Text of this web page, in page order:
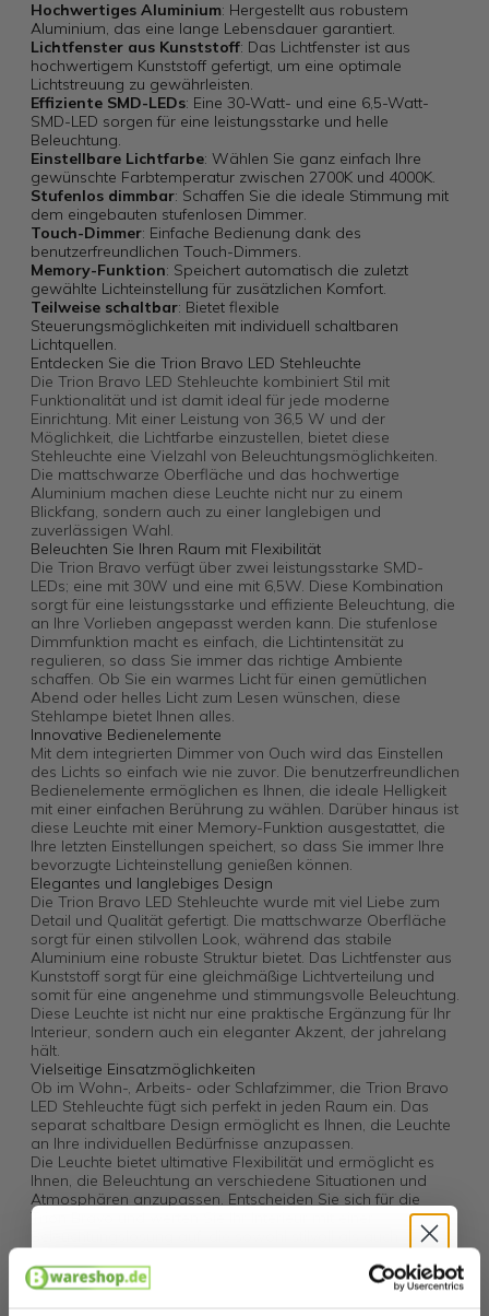
Hochwertiges Aluminium: Hergestellt aus robustem
Aluminium, das eine lange Lebensdauer garantiert.
Lichtfenster aus Kunststoff: Das Lichtfenster ist aus
hochwertigem Kunststoff gefertigt, um eine optimale
Lichtstreuung zu gewährleisten.
Effiziente SMD-LEDs: Eine 30-Watt- und eine 6,5-Watt-
SMD-LED sorgen für eine leistungsstarke und helle
Beleuchtung.
Einstellbare Lichtfarbe: Wählen Sie ganz einfach Ihre
gewünschte Farbtemperatur zwischen 2700K und 4000K.
Stufenlos dimmbar: Schaffen Sie die ideale Stimmung mit
dem eingebauten stufenlosen Dimmer.
Touch-Dimmer: Einfache Bedienung dank des
benutzerfreundlichen Touch-Dimmers.
Memory-Funktion: Speichert automatisch die zuletzt
gewählte Lichteinstellung für zusätzlichen Komfort.
Teilweise schaltbar: Bietet flexible
Steuerungsmöglichkeiten mit individuell schaltbaren
Lichtquellen.
Entdecken Sie die Trion Bravo LED Stehleuchte
Die Trion Bravo LED Stehleuchte kombiniert Stil mit
Funktionalität und ist damit ideal für jede moderne
Einrichtung. Mit einer Leistung von 36,5 W und der
Möglichkeit, die Lichtfarbe einzustellen, bietet diese
Stehleuchte eine Vielzahl von Beleuchtungsmöglichkeiten.
Die mattschwarze Oberfläche und das hochwertige
Aluminium machen diese Leuchte nicht nur zu einem
Blickfang, sondern auch zu einer langlebigen und
zuverlässigen Wahl.
Beleuchten Sie Ihren Raum mit Flexibilität
Die Trion Bravo verfügt über zwei leistungsstarke SMD-
LEDs; eine mit 30W und eine mit 6,5W. Diese Kombination
sorgt für eine leistungsstarke und effiziente Beleuchtung, die
an Ihre Vorlieben angepasst werden kann. Die stufenlose
Dimmfunktion macht es einfach, die Lichtintensität zu
regulieren, so dass Sie immer das richtige Ambiente
schaffen. Ob Sie ein warmes Licht für einen gemütlichen
Abend oder helles Licht zum Lesen wünschen, diese
Stehlampe bietet Ihnen alles.
Innovative Bedienelemente
Mit dem integrierten Dimmer von Ouch wird das Einstellen
des Lichts so einfach wie nie zuvor. Die benutzerfreundlichen
Bedienelemente ermöglichen es Ihnen, die ideale Helligkeit
mit einer einfachen Berührung zu wählen. Darüber hinaus ist
diese Leuchte mit einer Memory-Funktion ausgestattet, die
Ihre letzten Einstellungen speichert, so dass Sie immer Ihre
bevorzugte Lichteinstellung genießen können.
Elegantes und langlebiges Design
Die Trion Bravo LED Stehleuchte wurde mit viel Liebe zum
Detail und Qualität gefertigt. Die mattschwarze Oberfläche
sorgt für einen stilvollen Look, während das stabile
Aluminium eine robuste Struktur bietet. Das Lichtfenster aus
Kunststoff sorgt für eine gleichmäßige Lichtverteilung und
somit für eine angenehme und stimmungsvolle Beleuchtung.
Diese Leuchte ist nicht nur eine praktische Ergänzung für Ihr
Interieur, sondern auch ein eleganter Akzent, der jahrelang
hält.
Vielseitige Einsatzmöglichkeiten
Ob im Wohn-, Arbeits- oder Schlafzimmer, die Trion Bravo
LED Stehleuchte fügt sich perfekt in jeden Raum ein. Das
separat schaltbare Design ermöglicht es Ihnen, die Leuchte
an Ihre individuellen Bedürfnisse anzupassen.
Die Leuchte bietet ultimative Flexibilität und ermöglicht es
Ihnen, die Beleuchtung an verschiedene Situationen und
Atmosphären anzupassen. Entscheiden Sie sich für die
Trion Bravo und werten Sie Ihr Interieur mit einer
funktional ist.
Spezifikationen: